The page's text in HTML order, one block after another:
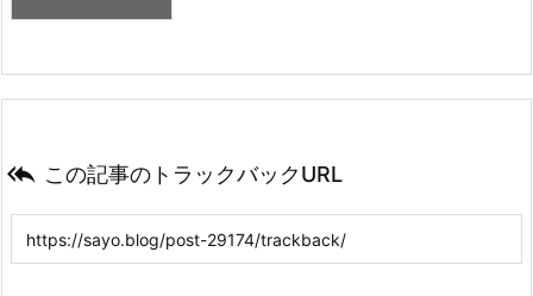
 この記事のトラックバックURL